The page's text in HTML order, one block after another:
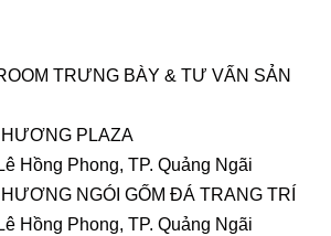
TRƯNG BÀY & TƯ VẤN SẢN
PLAZA
Hồng Phong, TP. Quảng Ngãi
NGÓI GỐM ĐÁ TRANG TRÍ
Hồng Phong, TP. Quảng Ngãi